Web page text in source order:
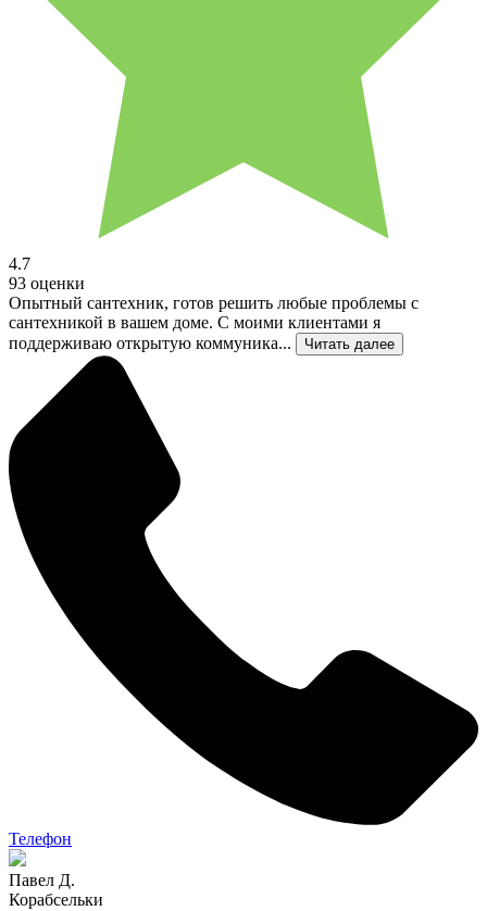
4.7
93 оценки
Опытный сантехник, готов решить любые проблемы с
сантехникой в вашем доме. С моими клиентами я
поддерживаю открытую коммуника...
Читать далее
Телефон
Павел Д.
Корабсельки